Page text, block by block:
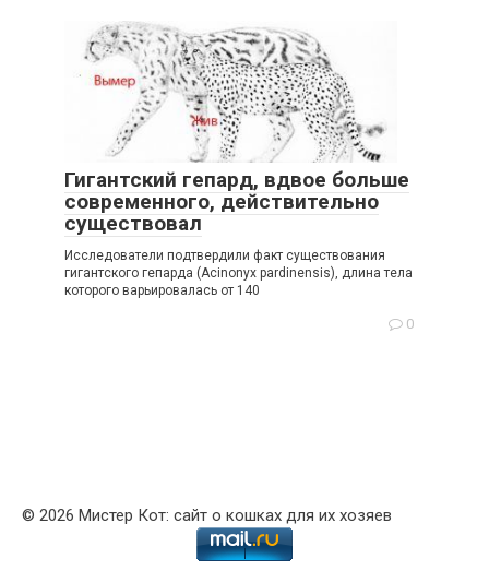
Гигантский гепард, вдвое больше
современного, действительно
существовал
Исследователи подтвердили факт существования
гигантского гепарда (Acinonyx pardinensis), длина тела
которого варьировалась от 140
0
© 2026 Мистер Кот: сайт о кошках для их хозяев